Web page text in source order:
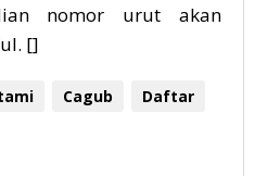
nomor urut akan
[]
Cagub
Daftar